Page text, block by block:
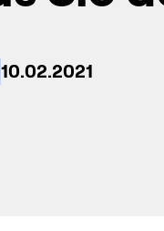
10.02.2021